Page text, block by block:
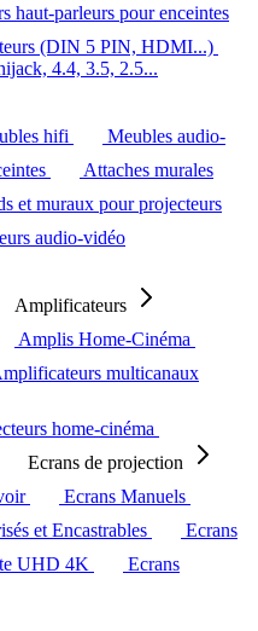
haut-parleurs pour enceintes
(DIN 5 PIN, HDMI...)
4.4, 3.5, 2.5...
hifi
Meubles audio-
Attaches murales
et muraux pour projecteurs
audio-vidéo
Amplificateurs
Amplis Home-Cinéma
multicanaux
home-cinéma
Ecrans de projection
Ecrans Manuels
et Encastrables
Ecrans
UHD 4K
Ecrans